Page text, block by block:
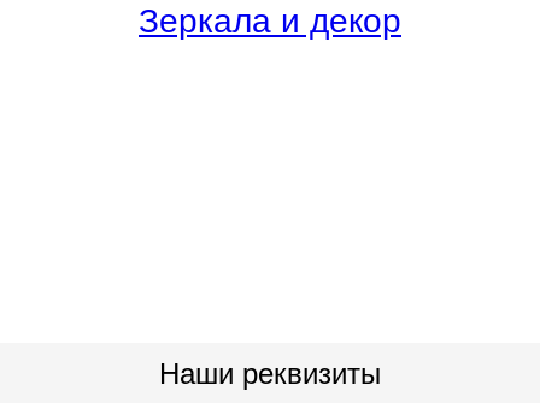
Зеркала и декор
Наши реквизиты